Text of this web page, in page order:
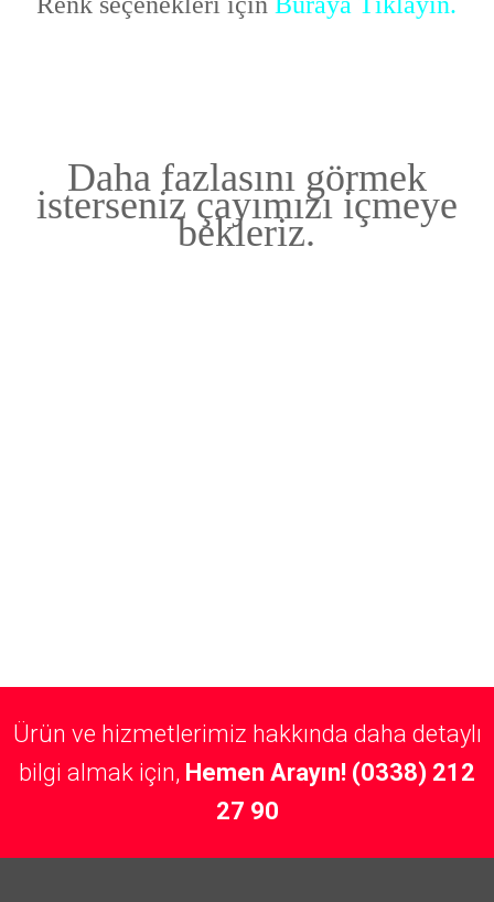
Daha fazlasını görmek
isterseniz çayımızı içmeye
bekleriz.
Ürün ve hizmetlerimiz hakkında daha detaylı
bilgi almak için, Hemen Arayın! (0338) 212
27 90